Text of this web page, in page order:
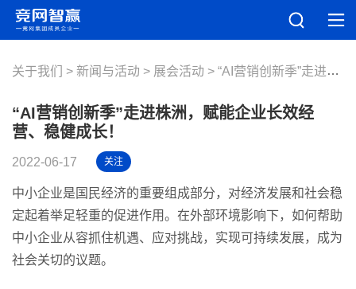
关于我们 新闻与活动 展会活动 “AI营销创新季”走进株洲，赋能企业长效经营、稳健成长！
“AI营销创新季”走进株洲，赋能企业长效经
营、稳健成长！
2022-06-17 关注
中小企业是国民经济的重要组成部分，对经济发展和社会稳
定起着举足轻重的促进作用。在外部环境影响下，如何帮助
中小企业从容抓住机遇、应对挑战，实现可持续发展，成为
社会关切的议题。